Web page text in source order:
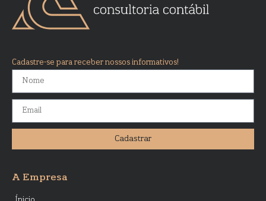
Cadastre-se para receber nossos informativos!
Cadastrar
A Empresa